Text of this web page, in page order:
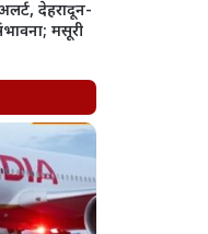
देहरादून-
मसूरी